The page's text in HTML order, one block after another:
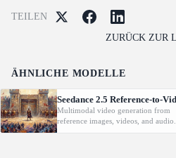
TEILEN
ZURÜCK ZUR
ÄHNLICHE MODELLE
Seedance 2.5 Reference-to-
Multimodal video generation from
reference images, videos, and audio.
Supports video editing and